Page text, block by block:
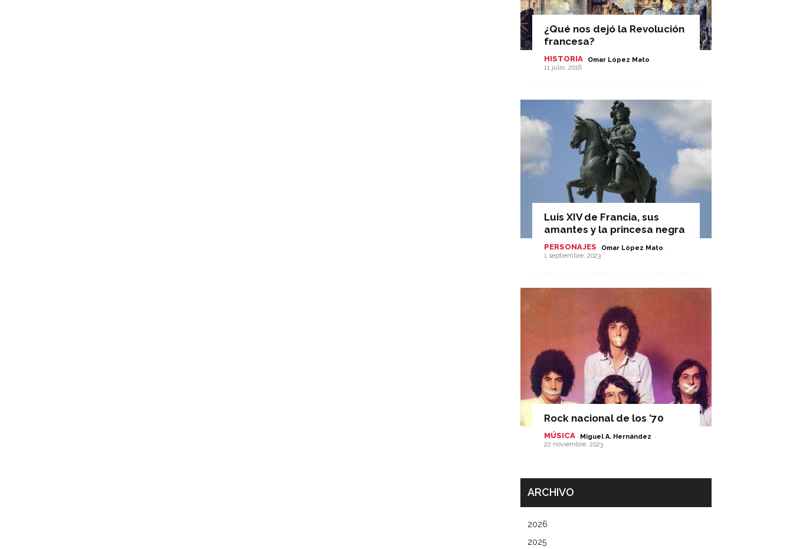
¿Qué nos dejó la Revolución
francesa?
HISTORIA Omar López Mato -
11 julio, 2018
Luis XIV de Francia, sus
amantes y la princesa negra
PERSONAJES Omar López Mato -
1 septiembre, 2023
Rock nacional de los ’70
MÚSICA Miguel A. Hernández -
22 noviembre, 2023
ARCHIVO
2026
2025